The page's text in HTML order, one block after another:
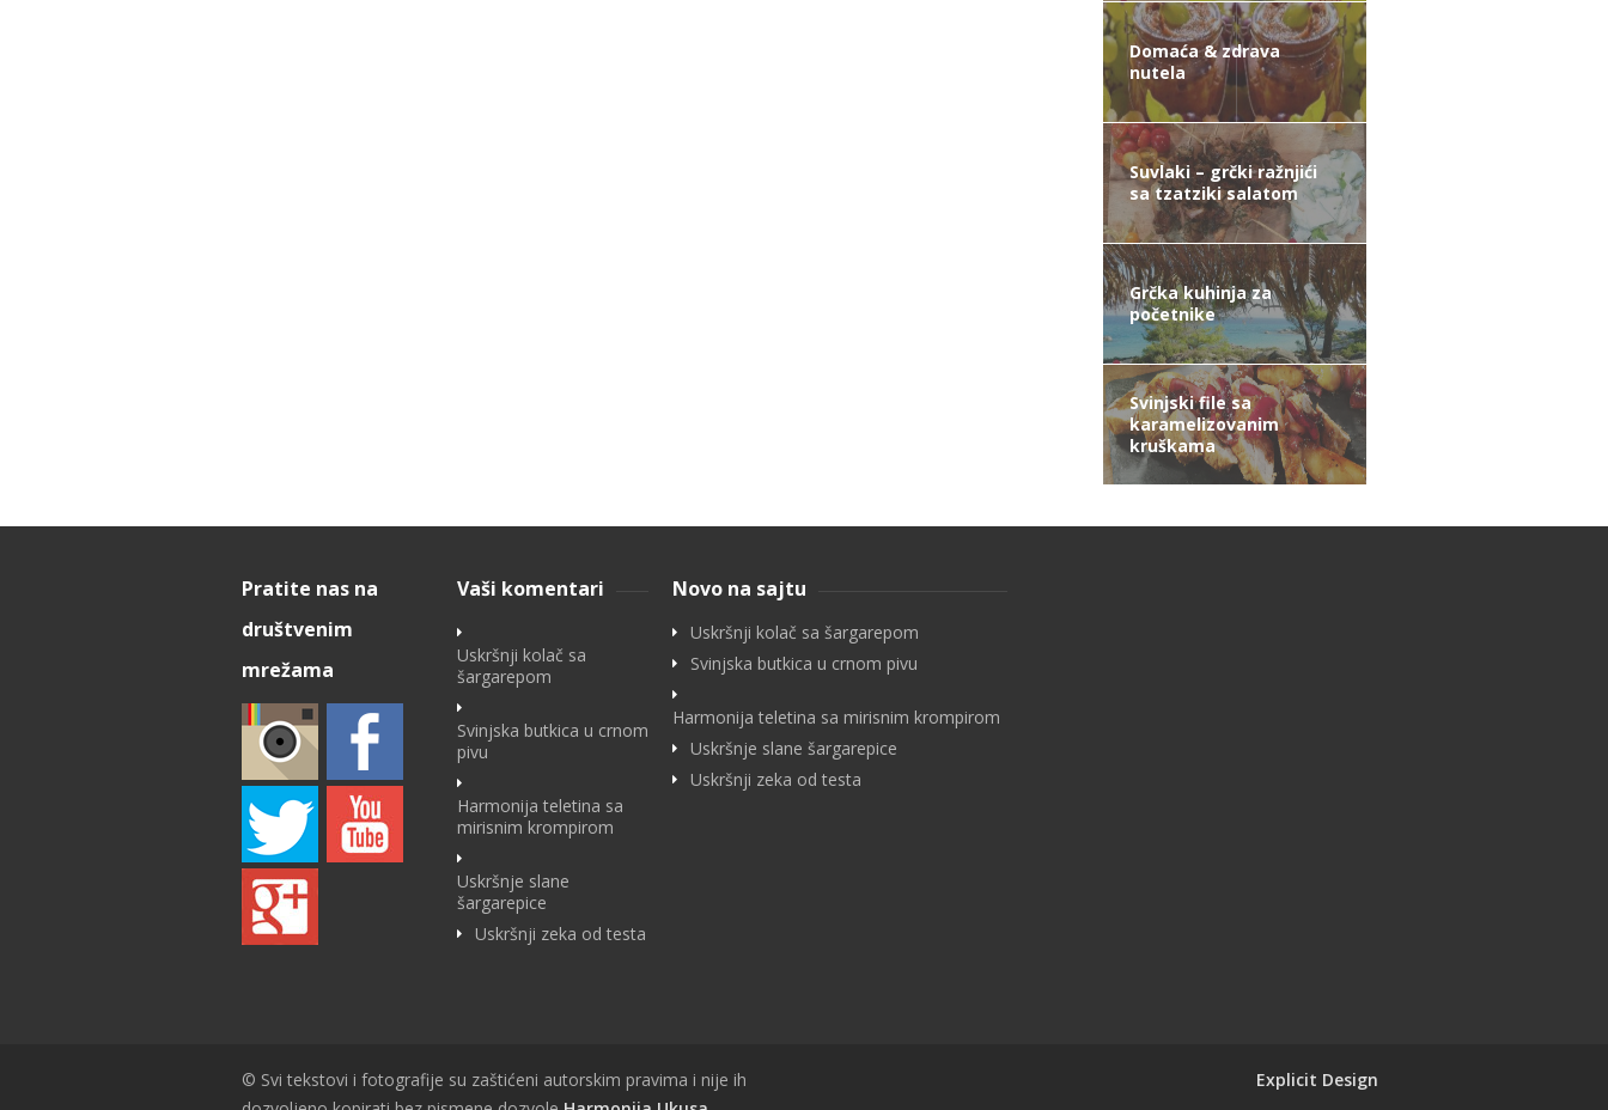
Domaća & zdrava
nutela
Suvlaki – grčki ražnjići
sa tzatziki salatom
Grčka kuhinja za
početnike
Svinjski file sa
karamelizovanim
kruškama
Pratite nas na
društvenim
mrežama
Vaši komentari
Uskršnji kolač sa
šargarepom
Svinjska butkica u crnom
pivu
Harmonija teletina sa
mirisnim krompirom
Uskršnje slane
šargarepice
Uskršnji zeka od testa
Novo na sajtu
Uskršnji kolač sa šargarepom
Svinjska butkica u crnom pivu
Harmonija teletina sa mirisnim krompirom
Uskršnje slane šargarepice
Uskršnji zeka od testa
© Svi tekstovi i fotografije su zaštićeni autorskim pravima i nije ih
Explicit Design